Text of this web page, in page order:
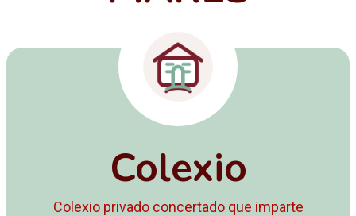
Colexio
Colexio privado concertado que imparte